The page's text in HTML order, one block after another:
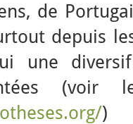
de
depuis
une
(voir
) ;